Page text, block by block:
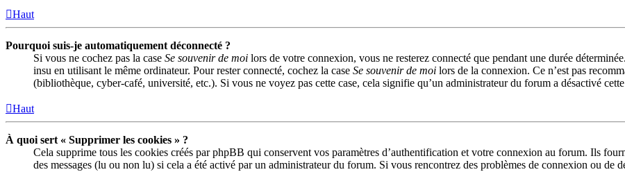
Haut
Pourquoi suis-je automatiquement déconnecté ?
Si vous ne cochez pas la case Se souvenir de moi lors de votre connexion, vous ne resterez connecté que pendant une durée
insu en utilisant le même ordinateur. Pour rester connecté, cochez la case Se souvenir de moi lors de la connexion. Ce n’est pas
(bibliothèque, cyber-café, université, etc.). Si vous ne voyez pas cette case, cela signifie qu’un administrateur du forum a désactivé
Haut
À quoi sert « Supprimer les cookies » ?
Cela supprime tous les cookies créés par phpBB qui conservent vos paramètres d’authentification et votre connexion au forum. Ils
des messages (lu ou non lu) si cela a été activé par un administrateur du forum. Si vous rencontrez des problèmes de connexion ou de